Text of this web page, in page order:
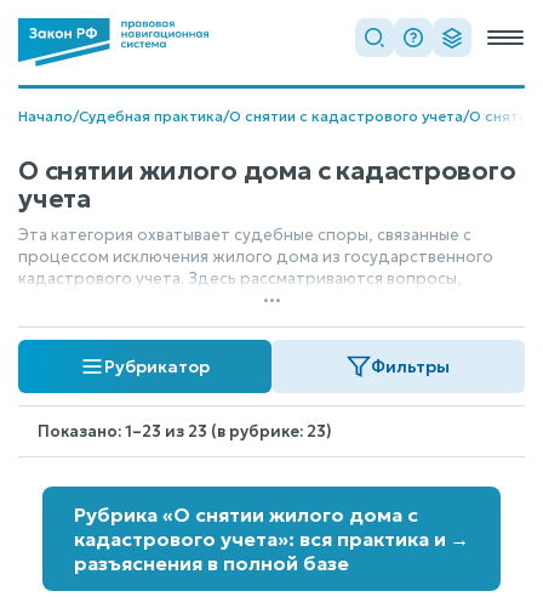
Начало/Судебная практика/О снятии с кадастрового учета/О снятии
О снятии жилого дома с кадастрового
учета
Эта категория охватывает судебные споры, связанные с
процессом исключения жилого дома из государственного
кадастрового учета. Здесь рассматриваются вопросы,
касающиеся законности и порядка снятия объекта с учета,
включая оспаривание решений органов регистрации.
Судебные акты в этой области касаются юридических
аспектов прекращения учета жилого строения в
официальных реестрах.
...
Рубрикатор Фильтры
Показано: 1–23 из 23 (в рубрике: 23)
Рубрика «О снятии жилого дома с
кадастрового учета»: вся практика и
разъяснения в полной базе
→